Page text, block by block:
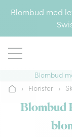
Blombud med
Blombud
Hem› Florister ›
Blombud